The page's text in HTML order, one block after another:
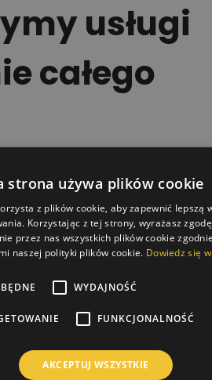
usługi
całego
malowania dachów,
oraz wykonywania
i ogniochronnych.
terenie całej Polski dla klientów
przemysłowych.
dachów stalowych, blaszanych
malowaniem hal oraz
zabezpieczenia stali,
o trwałość i odporność
warunków atmosferycznych
strona używa plików cookie
z plików cookie, aby zapewnić lepszą
Korzystając z tej strony, wyrażasz
przez nas wszystkich plików cookie
naszej polityki plików cookie. Dowiedz się
WYDAJNOŚĆ
FUNKCJONALNOŚĆ
AKCEPTUJ WSZYSTKIE